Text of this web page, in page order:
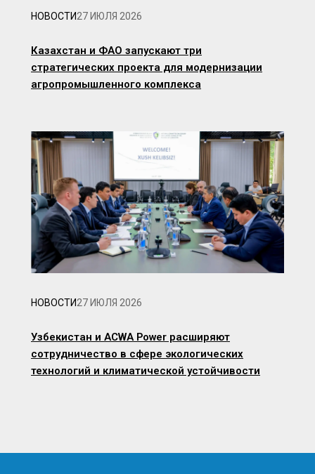
НОВОСТИ27 ИЮЛЯ 2026
Казахстан и ФАО запускают три
стратегических проекта для модернизации
агропромышленного комплекса
НОВОСТИ27 ИЮЛЯ 2026
Узбекистан и ACWA Power расширяют
сотрудничество в сфере экологических
технологий и климатической устойчивости